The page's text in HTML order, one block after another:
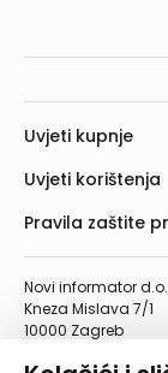
Novi informator
Kneza Mislava 7/1
10000 Zagreb
Uvjeti kupnje
Uvjeti korištenja
Pravila zaštite